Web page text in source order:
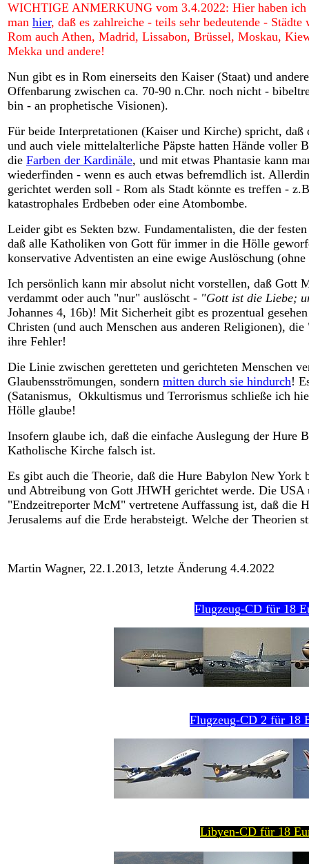
WICHTIGE ANMERKUNG vom 3.4.2022: Hier haben
man hier, daß es zahlreiche - teils sehr bedeutende -
Rom auch Athen, Madrid, Lissabon, Brüssel, Moskau,
Mekka und andere!
Nun gibt es in Rom einerseits den Kaiser (Staat) und
Offenbarung zwischen ca. 70-90 n.Chr. noch nicht -
bin - an prophetische Visionen).
Für beide Interpretationen (Kaiser und Kirche) spricht,
und auch viele mittelalterliche Päpste hatten Hände voller
die Farben der Kardinäle, und mit etwas Phantasie kann
wiederfinden - wenn es auch etwas befremdlich ist.
gerichtet werden soll - Rom als Stadt könnte es treffen -
katastrophales Erdbeben oder eine Atombombe.
Leider gibt es Sekten bzw. Fundamentalisten, die der
daß alle Katholiken von Gott für immer in die Hölle
konservative Adventisten an eine ewige Auslöschung
Ich persönlich kann mir absolut nicht vorstellen, daß Gott
verdammt oder auch "nur" auslöscht - "Gott ist die Liebe;
Johannes 4, 16b)! Mit Sicherheit gibt es prozentual
Christen (und auch Menschen aus anderen Religionen),
ihre Fehler!
Die Linie zwischen geretteten und gerichteten Menschen
Glaubensströmungen, sondern mitten durch sie hindurch!
(Satanismus, Okkultismus und Terrorismus schließe ich
Hölle glaube!
Insofern glaube ich, daß die einfache Auslegung der Hure
Katholische Kirche falsch ist.
Es gibt auch die Theorie, daß die Hure Babylon New
und Abtreibung von Gott JHWH gerichtet werde. Die
"Endzeitreporter McM" vertretene Auffassung ist, daß die
Jerusalems auf die Erde herabsteigt. Welche der Theorien
Martin Wagner, 22.1.2013, letzte Änderung 4.4.2022
Flugzeug-CD für 18
Flugzeug-CD 2 für 18
Libyen-CD für 18